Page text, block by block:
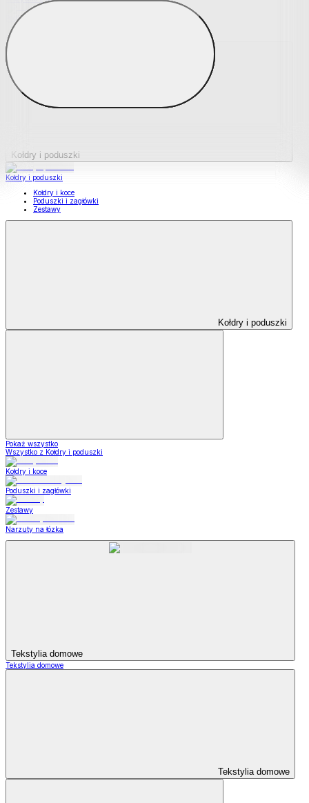
Podkładki na materace
Materace nawierzchniowe
Kołdry i poduszki
Kołdry i poduszki
Kołdry i koce
Poduszki i zagłówki
Zestawy
Kołdry i poduszki
Pokaż wszystko
Wszystko z Kołdry i poduszki
Kołdry i koce
Poduszki i zagłówki
Zestawy
Narzuty na łózka
Tekstylia domowe
Tekstylia domowe
Tekstylia domowe